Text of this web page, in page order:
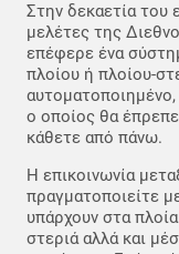
Στην δεκαετία του
μελέτες της
επέφερε ένα
πλοίου ή πλοίου-
ο οποίος θα
κάθετε από πάνω.
Η επικοινωνία
πραγματοποιείτε
υπάρχουν στα
στεριά αλλά και